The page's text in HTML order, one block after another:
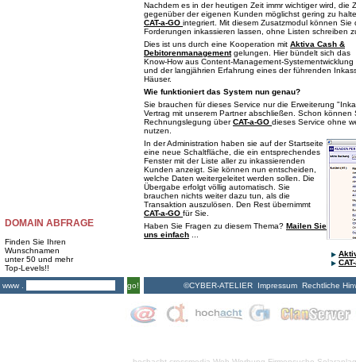
DOMAIN ABFRAGE
Finden Sie Ihren
Wunschnamen
unter 50 und mehr
Top-Levels!!
www .
go!
Nachdem es in der heutigen Zeit immr wichtiger wird, die
gegenüber der eigenen Kunden möglichst gering zu
CAT-a-GO integriert. Mit diesem Zusatzmodul können
Forderungen inkassieren lassen, ohne Listen schreiben
Dies ist uns durch eine Kooperation mit Aktiva Cash &
Debitorenmanagementgelungen. Hier bündelt sich das
Know-How aus Content-Management-Systementwicklung
und der langjährien Erfahrung eines der führenden
Häuser.
Wie funktioniert das System nun genau?
Sie brauchen für dieses Service nur die Erweiterung
Vertrag mit unserem Partner abschließen. Schon können
Rechnungslegung überCAT-a-GO dieses Service ohne
nutzen.
In der Administration haben sie auf der Startseite
eine neue Schaltfläche, die ein entsprechendes
Fenster mit der Liste aller zu inkassierenden
Kunden anzeigt. Sie können nun entscheiden,
welche Daten weitergeleitet werden sollen. Die
Übergabe erfolgt völlig automatisch. Sie
brauchen nichts weiter dazu tun, als die
Transaktion auszulösen. Den Rest übernimmt
CAT-a-GO für Sie.
Haben Sie Fragen zu diesem Thema? Mailen Sie
uns einfach
©CYBER-ATELIER Impressum Rechtliche